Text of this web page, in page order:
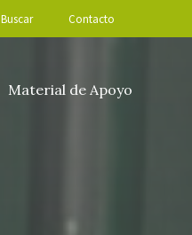
Buscar Contacto
Material de Apoyo